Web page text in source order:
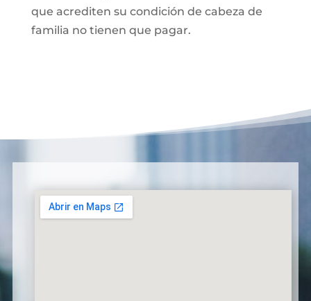
que acrediten su condición de cabeza de
familia no tienen que pagar.